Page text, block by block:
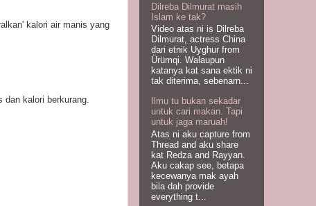
kalori air manis yang
dan kalori berkurang.
Dilreba Dilmurat masih
Islam ke tak?
Video atas ni is Dilreba
Dilmurat, actress China
dari etnik Uyghur from
Ürümqi. Walaupun
katanya kat sana ektik ni
tak diterima, sebenarn...
Ilmu tu bukan sekadar
untuk cari makan. Tapi
untuk jaga maruah!
Atas ni aku capture from
Thread and aku share
kat Redza and Rayyan.
Aku cakap see, betapa
kecewanya mak ayah
bila dah provide
everything t...